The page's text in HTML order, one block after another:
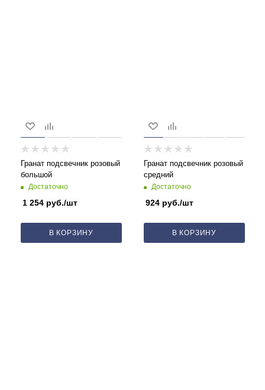
Гранат подсвечник розовый
большой
Достаточно
1 254 руб./шт
В КОРЗИНУ
Гранат подсвечник розовый
средний
Достаточно
924 руб./шт
В КОРЗИНУ